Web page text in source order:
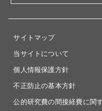
サイトマップ
当サイトについて
個人情報保護方針
不正防止の基本方針
公的研究費の間接経費に関